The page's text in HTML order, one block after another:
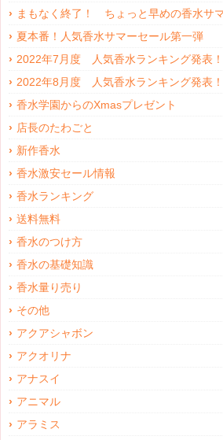
まもなく終了！ ちょっと早めの香水サ
夏本番！人気香水サマーセール第一弾
2022年7月度 人気香水ランキング発表！
2022年8月度 人気香水ランキング発表！
香水学園からのXmasプレゼント
店長のたわごと
新作香水
香水激安セール情報
香水ランキング
送料無料
香水のつけ方
香水の基礎知識
香水量り売り
その他
アクアシャボン
アクオリナ
アナスイ
アニマル
アラミス